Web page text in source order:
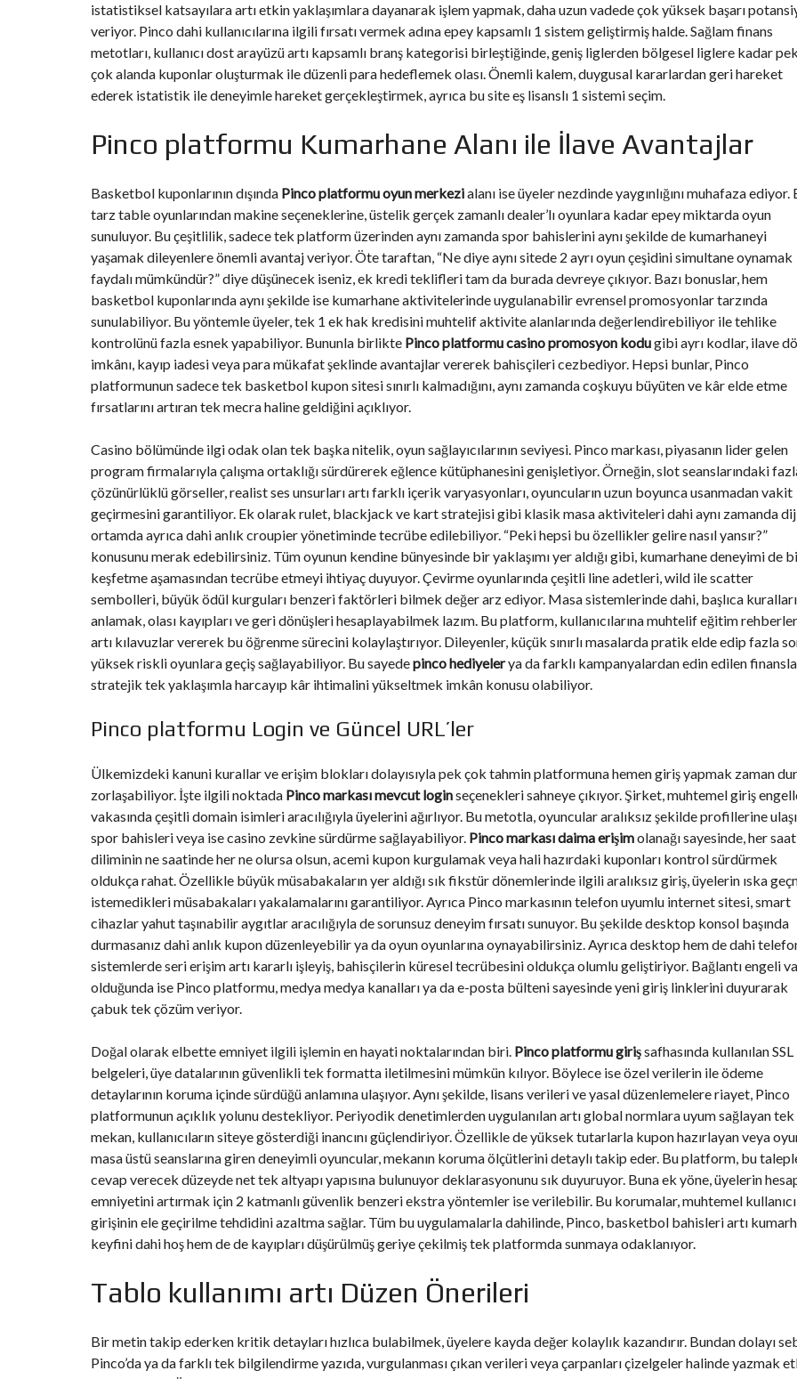
O
N
&
P
U
L
I
T
istatistiksel katsayılara artı etkin yaklaşımlara dayanarak işlem yapmak, daha uzun vadede çok yüksek başarı
veriyor. Pinco dahi kullanıcılarına ilgili fırsatı vermek adına epey kapsamlı 1 sistem geliştirmiş halde. Sağlam finans
metotları, kullanıcı dost arayüzü artı kapsamlı branş kategorisi birleştiğinde, geniş liglerden bölgesel liglere kadar pek
çok alanda kuponlar oluşturmak ile düzenli para hedeflemek olası. Önemli kalem, duygusal kararlardan geri hareket
ederek istatistik ile deneyimle hareket gerçekleştirmek, ayrıca bu site eş lisanslı 1 sistemi seçim.
Pinco platformu Kumarhane Alanı ile İlave Avantajlar
Basketbol kuponlarının dışında Pinco platformu oyun merkezialanı ise üyeler nezdinde yaygınlığını muhafaza ediyor.
tarz table oyunlarından makine seçeneklerine, üstelik gerçek zamanlı dealer’lı oyunlara kadar epey miktarda oyun
sunuluyor. Bu çeşitlilik, sadece tek platform üzerinden aynı zamanda spor bahislerini aynı şekilde de kumarhaneyi
yaşamak dileyenlere önemli avantaj veriyor. Öte taraftan, “Ne diye aynı sitede 2 ayrı oyun çeşidini simultane oynamak
faydalı mümkündür?” diye düşünecek iseniz, ek kredi teklifleri tam da burada devreye çıkıyor. Bazı bonuslar, hem
basketbol kuponlarında aynı şekilde ise kumarhane aktivitelerinde uygulanabilir evrensel promosyonlar tarzında
sunulabiliyor. Bu yöntemle üyeler, tek 1 ek hak kredisini muhtelif aktivite alanlarında değerlendirebiliyor ile tehlike
kontrolünü fazla esnek yapabiliyor. Bununla birlikte Pinco platformu casino promosyon kodugibi ayrı kodlar, ilave
imkânı, kayıp iadesi veya para mükafat şeklinde avantajlar vererek bahisçileri cezbediyor. Hepsi bunlar, Pinco
platformunun sadece tek basketbol kupon sitesi sınırlı kalmadığını, aynı zamanda coşkuyu büyüten ve kâr elde etme
fırsatlarını artıran tek mecra haline geldiğini açıklıyor.
Casino bölümünde ilgi odak olan tek başka nitelik, oyun sağlayıcılarının seviyesi. Pinco markası, piyasanın lider gelen
program firmalarıyla çalışma ortaklığı sürdürerek eğlence kütüphanesini genişletiyor. Örneğin, slot seanslarındaki
çözünürlüklü görseller, realist ses unsurları artı farklı içerik varyasyonları, oyuncuların uzun boyunca usanmadan vakit
geçirmesini garantiliyor. Ek olarak rulet, blackjack ve kart stratejisi gibi klasik masa aktiviteleri dahi aynı zamanda
ortamda ayrıca dahi anlık croupier yönetiminde tecrübe edilebiliyor. “Peki hepsi bu özellikler gelire nasıl yansır?”
konusunu merak edebilirsiniz. Tüm oyunun kendine bünyesinde bir yaklaşımı yer aldığı gibi, kumarhane deneyimi de
keşfetme aşamasından tecrübe etmeyi ihtiyaç duyuyor. Çevirme oyunlarında çeşitli line adetleri, wild ile scatter
sembolleri, büyük ödül kurguları benzeri faktörleri bilmek değer arz ediyor. Masa sistemlerinde dahi, başlıca kuralları
anlamak, olası kayıpları ve geri dönüşleri hesaplayabilmek lazım. Bu platform, kullanıcılarına muhtelif eğitim
artı kılavuzlar vererek bu öğrenme sürecini kolaylaştırıyor. Dileyenler, küçük sınırlı masalarda pratik elde edip fazla
yüksek riskli oyunlara geçiş sağlayabiliyor. Bu sayedepinco hediyelerya da farklı kampanyalardan edin edilen
stratejik tek yaklaşımla harcayıp kâr ihtimalini yükseltmek imkân konusu olabiliyor.
Pinco platformu Login ve Güncel URL’ler
Ülkemizdeki kanuni kurallar ve erişim blokları dolayısıyla pek çok tahmin platformuna hemen giriş yapmak zaman
zorlaşabiliyor. İşte ilgili noktada Pinco markası mevcut loginseçenekleri sahneye çıkıyor. Şirket, muhtemel giriş
vakasında çeşitli domain isimleri aracılığıyla üyelerini ağırlıyor. Bu metotla, oyuncular aralıksız şekilde profillerine
spor bahisleri veya ise casino zevkine sürdürme sağlayabiliyor. Pinco markası daima erişimolanağı sayesinde, her saat
diliminin ne saatinde her ne olursa olsun, acemi kupon kurgulamak veya hali hazırdaki kuponları kontrol sürdürmek
oldukça rahat. Özellikle büyük müsabakaların yer aldığı sık fikstür dönemlerinde ilgili aralıksız giriş, üyelerin ıska
istemedikleri müsabakaları yakalamalarını garantiliyor. Ayrıca Pinco markasının telefon uyumlu internet sitesi, smart
cihazlar yahut taşınabilir aygıtlar aracılığıyla de sorunsuz deneyim fırsatı sunuyor. Bu şekilde desktop konsol başında
durmasanız dahi anlık kupon düzenleyebilir ya da oyun oyunlarına oynayabilirsiniz. Ayrıca desktop hem de dahi
sistemlerde seri erişim artı kararlı işleyiş, bahisçilerin küresel tecrübesini oldukça olumlu geliştiriyor. Bağlantı engeli
olduğunda ise Pinco platformu, medya medya kanalları ya da e-posta bülteni sayesinde yeni giriş linklerini duyurarak
çabuk tek çözüm veriyor.
Doğal olarak elbette emniyet ilgili işlemin en hayati noktalarından biri. Pinco platformu girişsafhasında kullanılan SSL
belgeleri, üye datalarının güvenlikli tek formatta iletilmesini mümkün kılıyor. Böylece ise özel verilerin ile ödeme
detaylarının koruma içinde sürdüğü anlamına ulaşıyor. Aynı şekilde, lisans verileri ve yasal düzenlemelere riayet, Pinco
platformunun açıklık yolunu destekliyor. Periyodik denetimlerden uygulanılan artı global normlara uyum sağlayan tek
mekan, kullanıcıların siteye gösterdiği inancını güçlendiriyor. Özellikle de yüksek tutarlarla kupon hazırlayan veya
masa üstü seanslarına giren deneyimli oyuncular, mekanın koruma ölçütlerini detaylı takip eder. Bu platform, bu
cevap verecek düzeyde net tek altyapı yapısına bulunuyor deklarasyonunu sık duyuruyor. Buna ek yöne, üyelerin
emniyetini artırmak için 2 katmanlı güvenlik benzeri ekstra yöntemler ise verilebilir. Bu korumalar, muhtemel kullanıcı
girişinin ele geçirilme tehdidini azaltma sağlar. Tüm bu uygulamalarla dahilinde, Pinco, basketbol bahisleri artı
keyfini dahi hoş hem de de kayıpları düşürülmüş geriye çekilmiş tek platformda sunmaya odaklanıyor.
Tablo kullanımı artı Düzen Önerileri
Bir metin takip ederken kritik detayları hızlıca bulabilmek, üyelere kayda değer kolaylık kazandırır. Bundan dolayı
Pinco’da ya da farklı tek bilgilendirme yazıda, vurgulanması çıkan verileri veya çarpanları çizelgeler halinde yazmak